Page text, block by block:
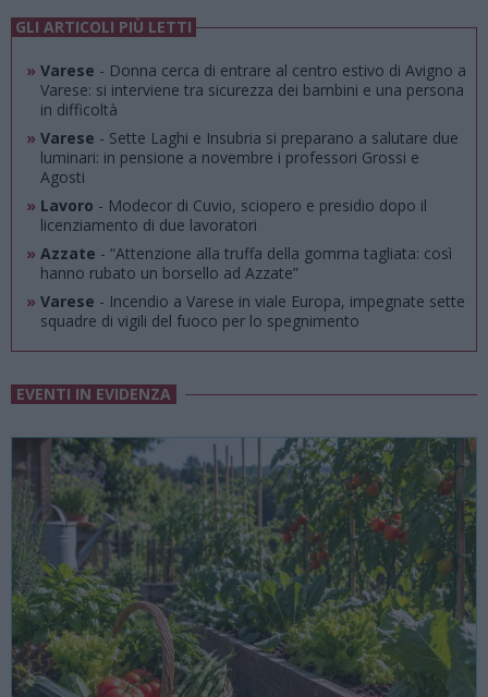
GLI ARTICOLI PIÙ LETTI
» Varese - Donna cerca di entrare al centro estivo di Avigno a
Varese: si interviene tra sicurezza dei bambini e una persona
in difficoltà
» Varese - Sette Laghi e Insubria si preparano a salutare due
luminari: in pensione a novembre i professori Grossi e
Agosti
» Lavoro - Modecor di Cuvio, sciopero e presidio dopo il
licenziamento di due lavoratori
» Azzate - “Attenzione alla truffa della gomma tagliata: così
hanno rubato un borsello ad Azzate”
» Varese - Incendio a Varese in viale Europa, impegnate sette
squadre di vigili del fuoco per lo spegnimento
EVENTI IN EVIDENZA